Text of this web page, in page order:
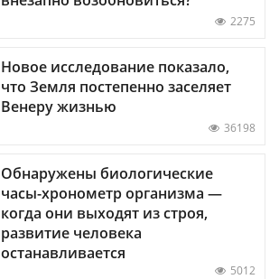
2275
Новое исследование показало,
что Земля постепенно заселяет
Венеру жизнью
36198
Обнаружены биологические
часы-хронометр организма —
когда они выходят из строя,
развитие человека
останавливается
5012